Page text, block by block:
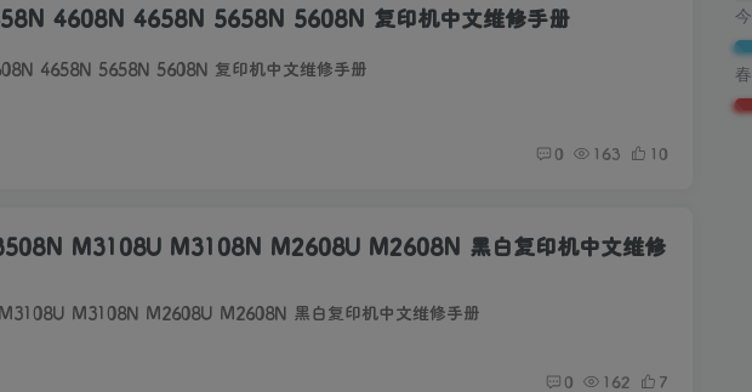
4608N 4658N 5658N 5608N 复印机中文维修手册
4658N 5658N 5608N 复印机中文维修手册
0 163 10
M3108U M3108N M2608U M2608N 黑白复印机中文维修
M3108N M2608U M2608N 黑白复印机中文维修手册
0 162 7